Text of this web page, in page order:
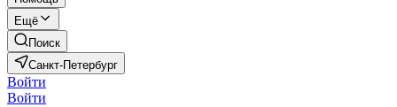
Ещё
Поиск
Санкт-Петербург
Войти
Войти